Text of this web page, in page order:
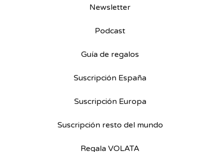
Newsletter
Podcast
Guía de regalos
Suscripción España
Suscripción Europa
Suscripción resto del mundo
Regala VOLATA